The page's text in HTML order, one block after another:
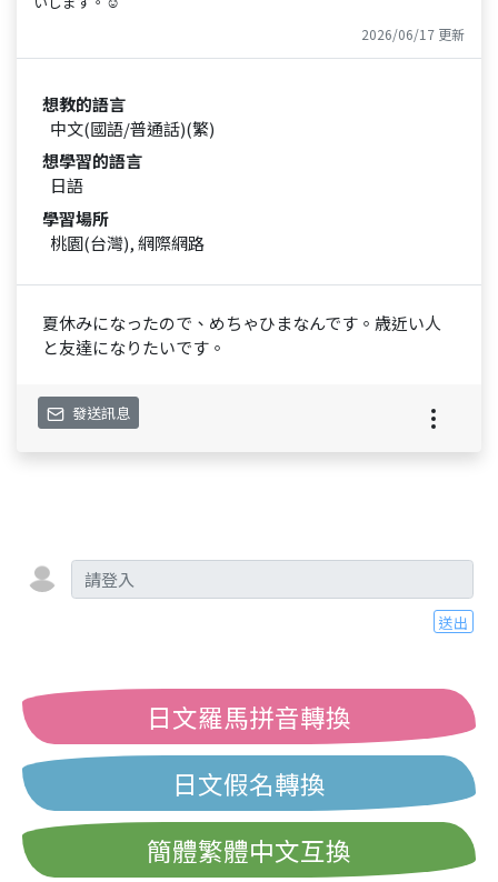
2026/06/17 更新
想教的語言
中文(國語/普通話)(繁)
想學習的語言
日語
學習場所
桃園(台灣), 網際網路
夏休みになったので、めちゃひまなんです。歳近い人
と友達になりたいです。
發送訊息
送出
日文羅馬拼音轉換
日文假名轉換
簡體繁體中文互換